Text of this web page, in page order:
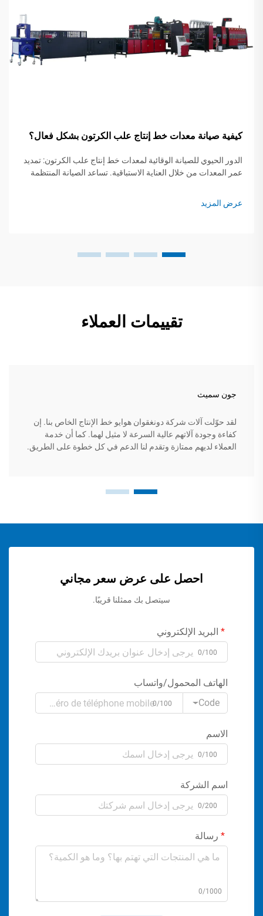
كيفية صيانة معدات خط إنتاج علب الكرتون بشكل فعال؟
الدور الحيوي للصيانة الوقائية لمعدات خط إنتاج علب الكرتون: تمديد
عمر المعدات من خلال العناية الاستباقية. تساعد الصيانة المنتظمة
المزعجة...
عرض المزيد
تقييمات العملاء
جون سميث
لقد حوّلت آلات شركة دونغقوان هوايو خط الإنتاج الخاص بنا. إن
كفاءة وجودة آلاتهم عالية السرعة لا مثيل لهما. كما أن خدمة
العملاء لديهم ممتازة وتقدم لنا الدعم في كل خطوة على الطريق.
احصل على عرض سعر مجاني
سيتصل بك ممثلنا قريبًا.
البريد الإلكتروني
0/100
الهاتف المحمول/واتساب
Code
0/100
الاسم
0/100
اسم الشركة
0/200
رسالة
0/1000